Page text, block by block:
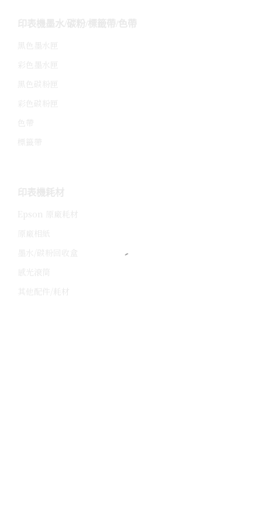
黑色墨水匣
彩色墨水匣
黑色碳粉匣
彩色碳粉匣
色帶
標籤帶
Epson 原廠耗材
原廠相紙
墨水/碳粉回收盒
感光滾筒
其他配件/耗材